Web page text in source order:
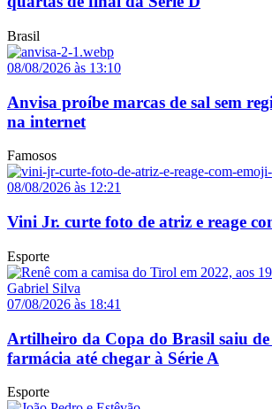
Brasil
08/08/2026 às 13:10
Anvisa proíbe marcas de sal sem
na internet
Famosos
08/08/2026 às 12:21
Vini Jr. curte foto de atriz e reage
Esporte
07/08/2026 às 18:41
Artilheiro da Copa do Brasil saiu de
farmácia até chegar à Série A
Esporte